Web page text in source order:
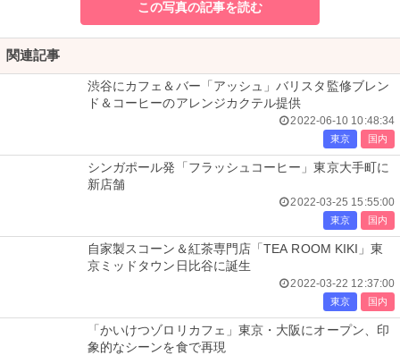
この写真の記事を読む
関連記事
渋谷にカフェ＆バー「アッシュ」バリスタ監修ブレン
ド＆コーヒーのアレンジカクテル提供
2022-06-10 10:48:34
東京 国内
シンガポール発「フラッシュコーヒー」東京大手町に
新店舗
2022-03-25 15:55:00
東京 国内
自家製スコーン＆紅茶専門店「TEA ROOM KIKI」東
京ミッドタウン日比谷に誕生
2022-03-22 12:37:00
東京 国内
「かいけつゾロリカフェ」東京・大阪にオープン、印
象的なシーンを食で再現